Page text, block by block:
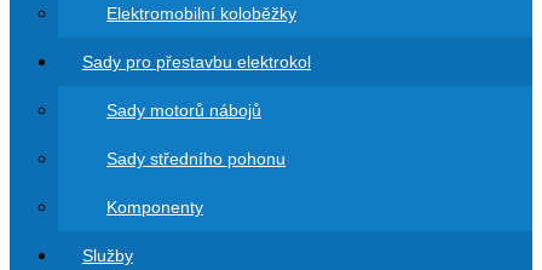
Elektromobilní koloběžky
Sady pro přestavbu elektrokol
Sady motorů nábojů
Sady středního pohonu
Komponenty
Služby